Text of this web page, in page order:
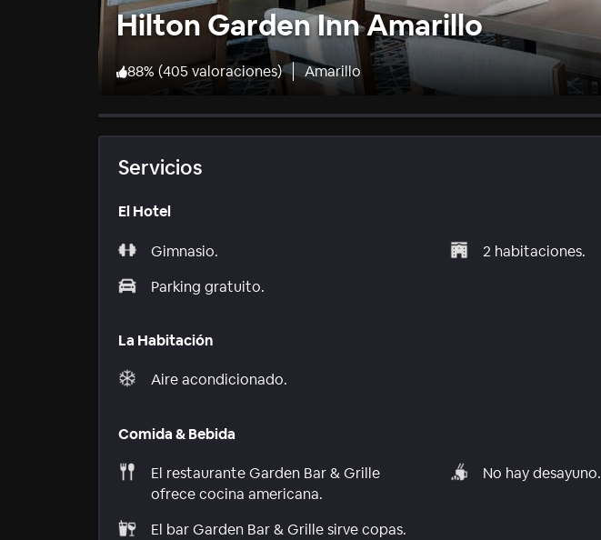
Hilton Garden Inn Amarillo
88% (405 valoraciones) Amarillo
Servicios
El Hotel
Gimnasio.
Parking gratuito.
2 habitaciones.
La Habitación
Aire acondicionado.
Comida & Bebida
El restaurante Garden Bar & Grille
ofrece cocina americana.
El bar Garden Bar & Grille sirve copas.
No hay desayuno.